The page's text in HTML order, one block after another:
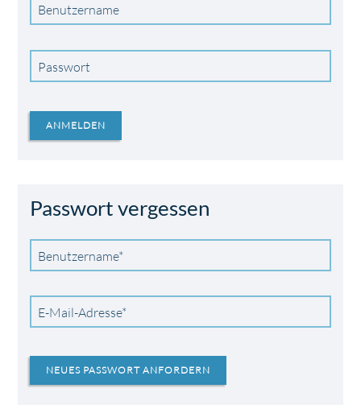
Benutzername
Passwort
ANMELDEN
Passwort vergessen
Pflichtfeld
Benutzername*
Pflichtfeld
E-Mail-Adresse*
NEUES PASSWORT ANFORDERN